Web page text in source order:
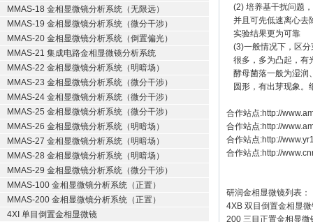
MMAS-18 金相显微镜分析系统（无限远）
MMAS-19 金相显微镜分析系统（微分干涉）
MMAS-20 金相显微镜分析系统（倒置偏光）
MMAS-21 集成电路金相显微镜分析系统
MMAS-22 金相显微镜分析系统（明暗场）
MMAS-23 金相显微镜分析系统（微分干涉）
MMAS-24 金相显微镜分析系统（微分干涉）
MMAS-25 金相显微镜分析系统（微分干涉）
MMAS-26 金相显微镜分析系统（明暗场）
MMAS-27 金相显微镜分析系统（明暗场）
MMAS-28 金相显微镜分析系统（明暗场）
MMAS-29 金相显微镜分析系统（微分干涉）
MMAS-100 金相显微镜分析系统（正置）
MMAS-200 金相显微镜分析系统（正置）
4XI 单目倒置金相显微镜
(2) 培养基干扰问题
并且可先低速离心去
实验结果更为可靠
(3)一般情况下，区
很多，多为凸起，有
酵母菌落一般为湿润
圆形，有出芽现象。
合作站点:http://
合作站点:http://
合作站点:http://
合作站点:http://
研润金相显微镜列表：
4XB 双目倒置金相显
200 三目正置金相显微